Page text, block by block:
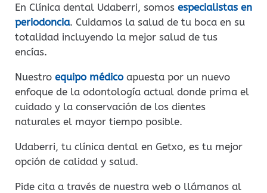
En Clínica dental Udaberri, somos especialistas en
periodoncia. Cuidamos la salud de tu boca en su
totalidad incluyendo la mejor salud de tus
encías.
Nuestro equipo médico apuesta por un nuevo
enfoque de la odontología actual donde prima el
cuidado y la conservación de los dientes
naturales el mayor tiempo posible.
Udaberri, tu clínica dental en Getxo, es tu mejor
opción de calidad y salud.
Pide cita a través de nuestra web o llámanos al